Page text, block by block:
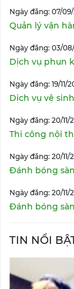
Ngày đăng: 07/09/
Quản lý vận
Ngày đăng: 03/
Dịch vụ phun
Ngày đăng: 19/11/
Dịch vụ vệ
Ngày đăng: 20/11/
Thi công nội
Ngày đăng: 20/11/
Đánh bóng
Ngày đăng: 20/11/
Đánh bóng
TIN NỔI